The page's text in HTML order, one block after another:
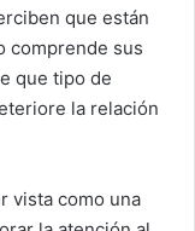
que están
comprende sus
que tipo de
la relación
vista como una